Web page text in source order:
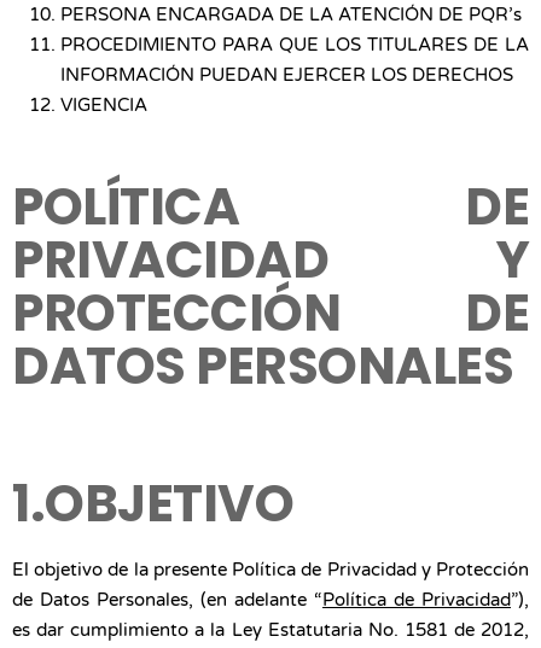
PERSONA ENCARGADA DE LA ATENCIÓN DE PQR’s
PROCEDIMIENTO PARA QUE LOS TITULARES DE LA
INFORMACIÓN PUEDAN EJERCER LOS DERECHOS
VIGENCIA
POLÍTICA DE
PRIVACIDAD Y
PROTECCIÓN DE
DATOS PERSONALES
1.OBJETIVO
El objetivo de la presente Política de Privacidad y Protección
de Datos Personales, (en adelante “Política de Privacidad”),
es dar cumplimiento a la Ley Estatutaria No. 1581 de 2012,